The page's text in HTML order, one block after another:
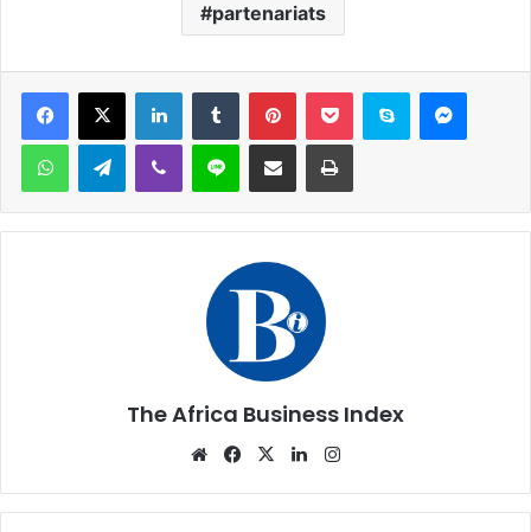
partenariats
Facebook
X LinkedinTumblr PinterestPocket Skype
WhatsAppTelegramViber Ligne Partager par email Imprimer
The Africa Business Index
WebsiteFacebook
X Linkedin